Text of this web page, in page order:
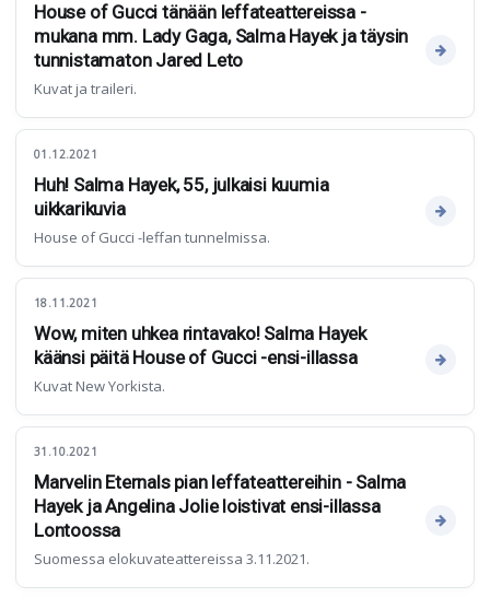
House of Gucci tänään leffateattereissa -
mukana mm. Lady Gaga, Salma Hayek ja täysin
tunnistamaton Jared Leto
Kuvat ja traileri.
01.12.2021
Huh! Salma Hayek, 55, julkaisi kuumia
uikkarikuvia
House of Gucci -leffan tunnelmissa.
18.11.2021
Wow, miten uhkea rintavako! Salma Hayek
käänsi päitä House of Gucci -ensi-illassa
Kuvat New Yorkista.
31.10.2021
Marvelin Eternals pian leffateattereihin - Salma
Hayek ja Angelina Jolie loistivat ensi-illassa
Lontoossa
Suomessa elokuvateattereissa 3.11.2021.